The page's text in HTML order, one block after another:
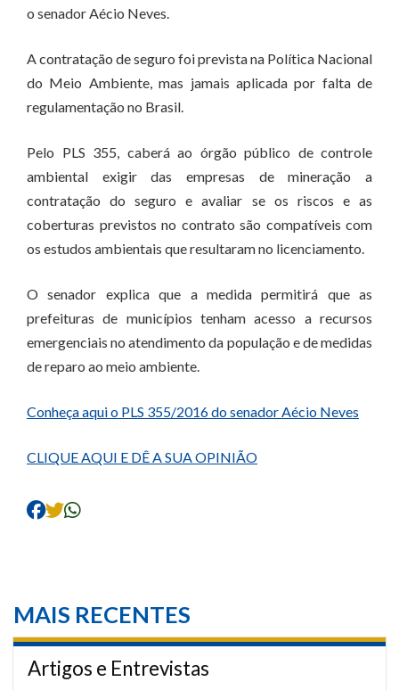
o senador Aécio Neves.
A contratação de seguro foi prevista na Política Nacional
do Meio Ambiente, mas jamais aplicada por falta de
regulamentação no Brasil.
Pelo PLS 355, caberá ao órgão público de controle
ambiental exigir das empresas de mineração a
contratação do seguro e avaliar se os riscos e as
coberturas previstos no contrato são compatíveis com
os estudos ambientais que resultaram no licenciamento.
O senador explica que a medida permitirá que as
prefeituras de municípios tenham acesso a recursos
emergenciais no atendimento da população e de medidas
de reparo ao meio ambiente.
Conheça aqui o PLS 355/2016 do senador Aécio Neves
CLIQUE AQUI E DÊ A SUA OPINIÃO
MAIS RECENTES
Artigos e Entrevistas